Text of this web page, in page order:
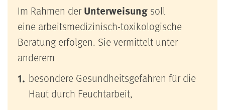
Im Rahmen derUnterweisung soll
eine arbeitsmedizinisch-toxikologische
Beratung erfolgen. Sie vermittelt unter
anderem
besondere Gesundheitsgefahren für die
Haut durch Feuchtarbeit,